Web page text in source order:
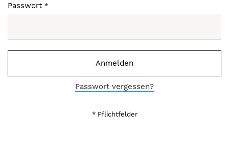
Passwort
Anmelden
Passwort vergessen?